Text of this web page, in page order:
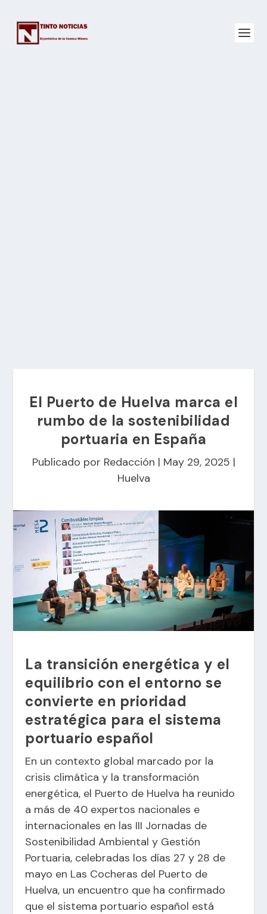
El Puerto de Huelva marca el
rumbo de la sostenibilidad
portuaria en España
Publicado por Redacción | May 29, 2025 |
Huelva
La transición energética y el
equilibrio con el entorno se
convierte en prioridad
estratégica para el sistema
portuario español
En un contexto global marcado por la
crisis climática y la transformación
energética, el Puerto de Huelva ha reunido
a más de 40 expertos nacionales e
internacionales en las III Jornadas de
Sostenibilidad Ambiental y Gestión
Portuaria, celebradas los días 27 y 28 de
mayo en Las Cocheras del Puerto de
Huelva, un encuentro que ha confirmado
que el sistema portuario español está